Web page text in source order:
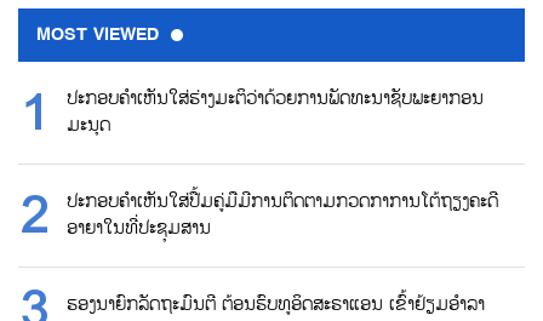
MOST VIEWED
ປະກອບຄຳເຫັນໃສ່ຮ່າງມະຕິວ່າດ້ວຍການພັດທະນາຊັບພະຍາກອນ
ມະນຸດ
ປະກອບຄຳເຫັນໃສ່ປື້ມຄູ່ມືມີການຕິດຕາມກວດກາການໂຕ້ຖຽງຄະດີ
ອາຍາໃນທີ່ປະຊຸມສານ
ຮອງນາຍົກລັດຖະມົນຕີ ຕ້ອນຮົບທູອິດສະຣາແອນ ເຂົ້າຢ້ຽມອຳລາ